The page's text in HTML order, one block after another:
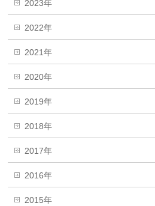
2023年
2022年
2021年
2020年
2019年
2018年
2017年
2016年
2015年